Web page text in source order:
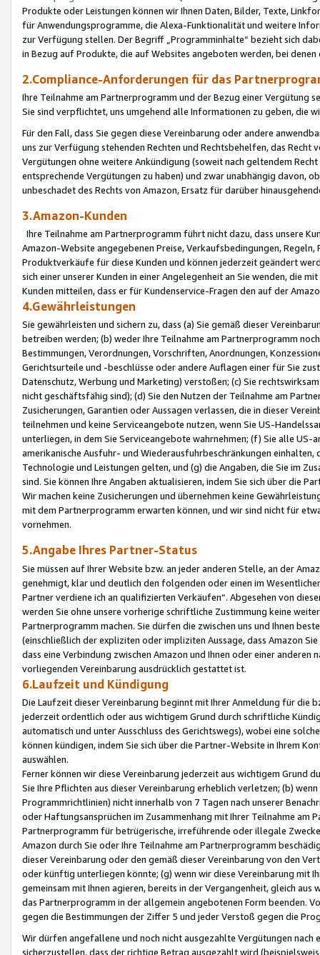
Produkte oder Leistungen können wir Ihnen Daten, Bilder, Texte,
für Anwendungsprogramme, die Alexa-Funktionalität und weitere
zur Verfügung stellen. Der Begriff „Programminhalte“ bezieht sich
in Bezug auf Produkte, die auf Websites angeboten werden, bei
2.Compliance-Anforderungen für das
Ihre Teilnahme am Partnerprogramm und der Bezug einer Vergütung
Sie sind verpflichtet, uns umgehend alle Informationen zu geben, die
Für den Fall, dass Sie gegen diese Vereinbarung oder andere
uns zur Verfügung stehenden Rechten und Rechtsbehelfen, das
Vergütungen ohne weitere Ankündigung (soweit nach geltendem
entsprechende Vergütungen zu haben) und zwar unabhängig davon,
unbeschadet des Rechts von Amazon, Ersatz für darüber
3.Amazon-Kunden
Ihre Teilnahme am Partnerprogramm führt nicht dazu, dass unsere
Amazon-Website angegebenen Preise, Verkaufsbedingungen,
Produktverkäufe für diese Kunden und können jederzeit geändert
sich einer unserer Kunden in einer Angelegenheit an Sie wenden, die
Kunden mitteilen, dass er für Kundenservice-Fragen den auf der
4.Gewährleistungen
Sie gewährleisten und sichern zu, dass (a) Sie gemäß dieser
betreiben werden; (b) weder Ihre Teilnahme am Partnerprogramm
Bestimmungen, Verordnungen, Vorschriften, Anordnungen,
Gerichtsurteile und -beschlüsse oder andere Auflagen einer für Sie
Datenschutz, Werbung und Marketing) verstoßen; (c) Sie
nicht geschäftsfähig sind); (d) Sie den Nutzen der Teilnahme am
Zusicherungen, Garantien oder Aussagen verlassen, die in dieser
teilnehmen und keine Serviceangebote nutzen, wenn Sie US-
unterliegen, in dem Sie Serviceangebote wahrnehmen; (f) Sie alle
amerikanische Ausfuhr- und Wiederausfuhrbeschränkungen
Technologie und Leistungen gelten, und (g) die Angaben, die Sie im
sind. Sie können Ihre Angaben aktualisieren, indem Sie sich über die
Wir machen keine Zusicherungen und übernehmen keine
mit dem Partnerprogramm erwarten können, und wir sind nicht für
vornehmen.
5.Angabe Ihres Partner-Status
Sie müssen auf Ihrer Website bzw. an jeder anderen Stelle, an der
genehmigt, klar und deutlich den folgenden oder einen im
Partner verdiene ich an qualifizierten Verkäufen“. Abgesehen von
werden Sie ohne unsere vorherige schriftliche Zustimmung keine
Partnerprogramm machen. Sie dürfen die zwischen uns und Ihnen
(einschließlich der expliziten oder impliziten Aussage, dass Amazon
dass eine Verbindung zwischen Amazon und Ihnen oder einer
vorliegenden Vereinbarung ausdrücklich gestattet ist.
6.Laufzeit und Kündigung
Die Laufzeit dieser Vereinbarung beginnt mit Ihrer Anmeldung für die
jederzeit ordentlich oder aus wichtigem Grund durch schriftliche
automatisch und unter Ausschluss des Gerichtswegs), wobei eine
können kündigen, indem Sie sich über die Partner-Website in Ihrem
auswählen.
Ferner können wir diese Vereinbarung jederzeit aus wichtigem Grund
Sie Ihre Pflichten aus dieser Vereinbarung erheblich verletzen; (b)
Programmrichtlinien) nicht innerhalb von 7 Tagen nach unserer
oder Haftungsansprüchen im Zusammenhang mit Ihrer Teilnahme am
Partnerprogramm für betrügerische, irreführende oder illegale
Amazon durch Sie oder Ihre Teilnahme am Partnerprogramm
dieser Vereinbarung oder den gemäß dieser Vereinbarung von den
oder künftig unterliegen könnte; (g) wenn wir diese Vereinbarung mit
gemeinsam mit Ihnen agieren, bereits in der Vergangenheit, gleich
das Partnerprogramm in der allgemein angebotenen Form beenden.
gegen die Bestimmungen der Ziffer 5 und jeder Verstoß gegen die
Wir dürfen angefallene und noch nicht ausgezahlte Vergütungen
sicherzustellen, dass der richtige Betrag ausgezahlt wird